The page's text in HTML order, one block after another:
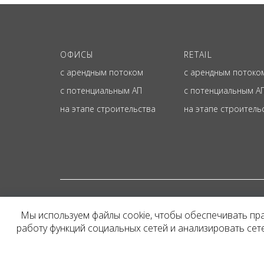
ОФИСЫ
с арендным потоком
с потенциальным АП
на этапе строительства
RETAIL
с арендным
с потенциальным
на этапе
Представленная на
и не является
Мы используем файлы cookie, чтобы обеспечивать
работу функций социальных сетей и анализировать